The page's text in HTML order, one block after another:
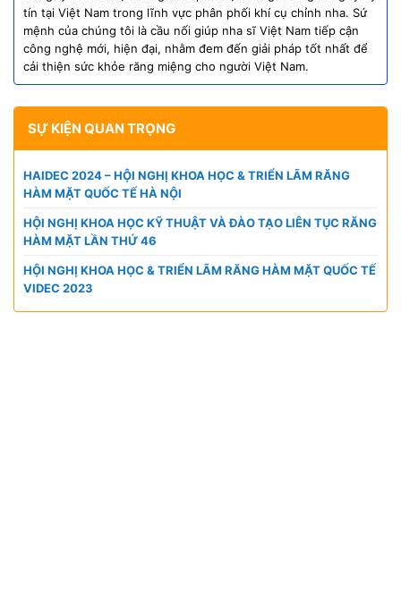
tín tại Việt Nam trong lĩnh vực phân phối khí cụ chỉnh nha. Sứ
mệnh của chúng tôi là cầu nối giúp nha sĩ Việt Nam tiếp cận
công nghệ mới, hiện đại, nhằm đem đến giải pháp tốt nhất để
cải thiện sức khỏe răng miệng cho người Việt Nam.
SỰ KIỆN QUAN TRỌNG
HAIDEC 2024 – HỘI NGHỊ KHOA HỌC & TRIỂN LÃM RĂNG
HÀM MẶT QUỐC TẾ HÀ NỘI
HỘI NGHỊ KHOA HỌC KỸ THUẬT VÀ ĐÀO TẠO LIÊN TỤC RĂNG
HÀM MẶT LẦN THỨ 46
HỘI NGHỊ KHOA HỌC & TRIỂN LÃM RĂNG HÀM MẶT QUỐC TẾ
VIDEC 2023